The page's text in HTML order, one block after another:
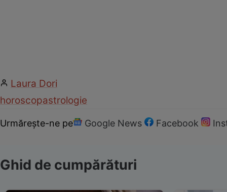
Laura Dori
horoscopastrologie
Urmărește-ne pe Google News Facebook
Ghid de cumpărături